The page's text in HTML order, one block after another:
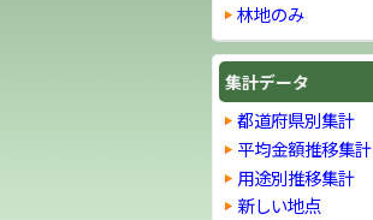
林地のみ
集計データ
都道府県別集計
平均金額推移集計
用途別推移集計
新しい地点